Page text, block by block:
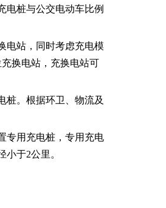
电桩与公交电动车比例
电站，同时考虑充电模
换电站，充换电站可
桩。根据环卫、物流及
专用充电桩，专用充电
于2公里。